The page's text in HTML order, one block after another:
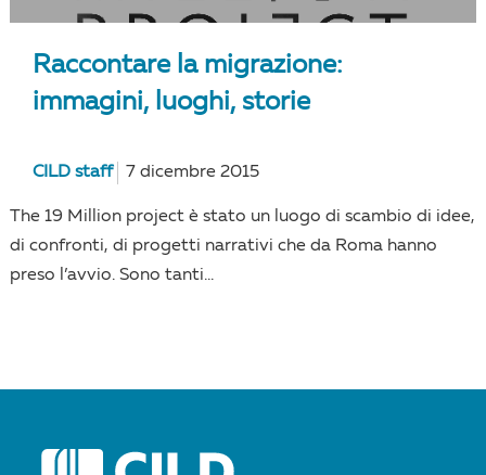
Raccontare la migrazione:
immagini, luoghi, storie
CILD staff 7 dicembre 2015
The 19 Million project è stato un luogo di scambio di idee,
di confronti, di progetti narrativi che da Roma hanno
preso l’avvio. Sono tanti...